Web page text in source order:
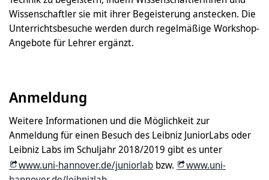
Wissenschaftler sie mit ihrer Begeisterung anstecken. Die
Unterrichtsbesuche werden durch regelmäßige Workshop-
Angebote für Lehrer ergänzt.
Anmeldung
Weitere Informationen und die Möglichkeit zur
Anmeldung für einen Besuch des Leibniz JuniorLabs oder
Leibniz Labs im Schuljahr 2018/2019 gibt es unter
www.uni-hannover.de/juniorlab bzw.
www.uni-